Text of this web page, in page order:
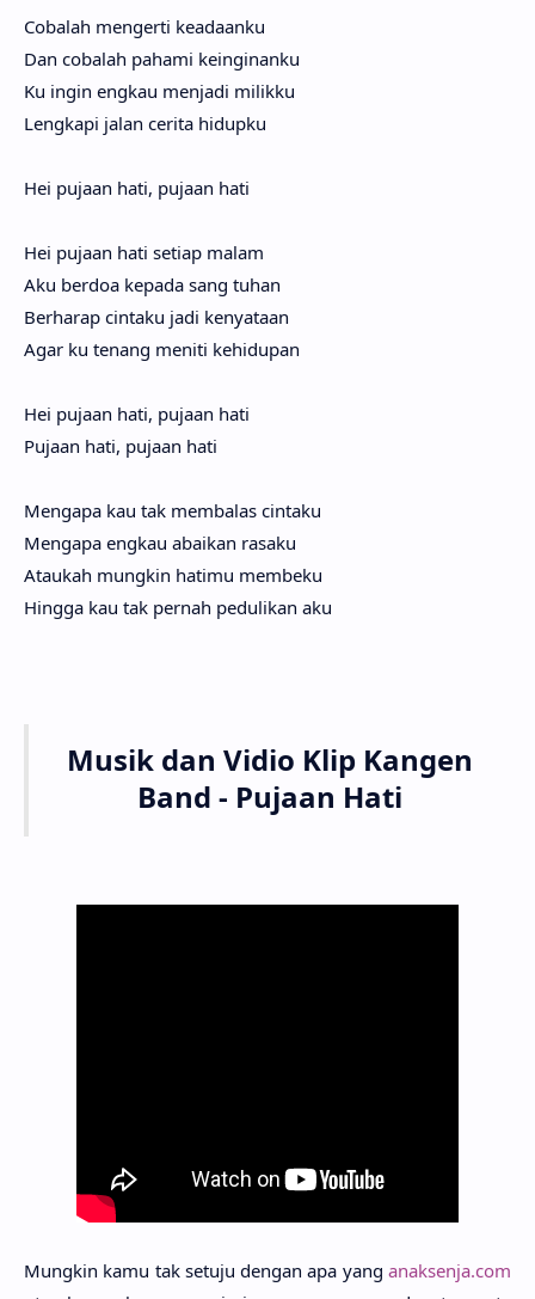
Coba­lah menger­ti keadaan­ku
Dan coba­lah paha­mi keinginan­ku
Ku ingin eng­kau menja­di milik­ku
Lengka­pi jalan ceri­ta hidup­ku
Hei puja­an hati, puja­an hati
Hei puja­an hati seti­ap malam
Aku ber­doa kepa­da sang tuhan
Berha­rap cinta­ku jadi kenyata­an
Agar ku tenang meni­ti kehidu­pan
Hei pujaan hati, pujaan hati
Pujaan hati, pujaan hati
Mengapa kau tak membalas cintaku
Mengapa engkau abaikan rasaku
Ataukah mungkin hatimu membeku
Hingga kau tak pernah pedulikan aku
Musik dan Vidio Klip Kangen
Band - Puja­an Hati
Mungkin kamu tak setuju dengan apa yang anaksenja.com